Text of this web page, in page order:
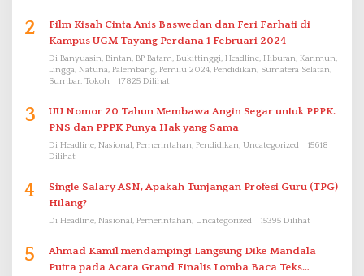
2
Film Kisah Cinta Anis Baswedan dan Feri Farhati di
Kampus UGM Tayang Perdana 1 Februari 2024
Di Banyuasin, Bintan, BP Batam, Bukittinggi, Headline, Hiburan, Karimun,
Lingga, Natuna, Palembang, Pemilu 2024, Pendidikan, Sumatera Selatan,
Sumbar, Tokoh
17825 Dilihat
3
UU Nomor 20 Tahun Membawa Angin Segar untuk PPPK.
PNS dan PPPK Punya Hak yang Sama
Di Headline, Nasional, Pemerintahan, Pendidikan, Uncategorized
15618
Dilihat
4
Single Salary ASN, Apakah Tunjangan Profesi Guru (TPG)
Hilang?
Di Headline, Nasional, Pemerintahan, Uncategorized 15395 Dilihat
5
Ahmad Kamil mendampingi Langsung Dike Mandala
Putra pada Acara Grand Finalis Lomba Baca Teks